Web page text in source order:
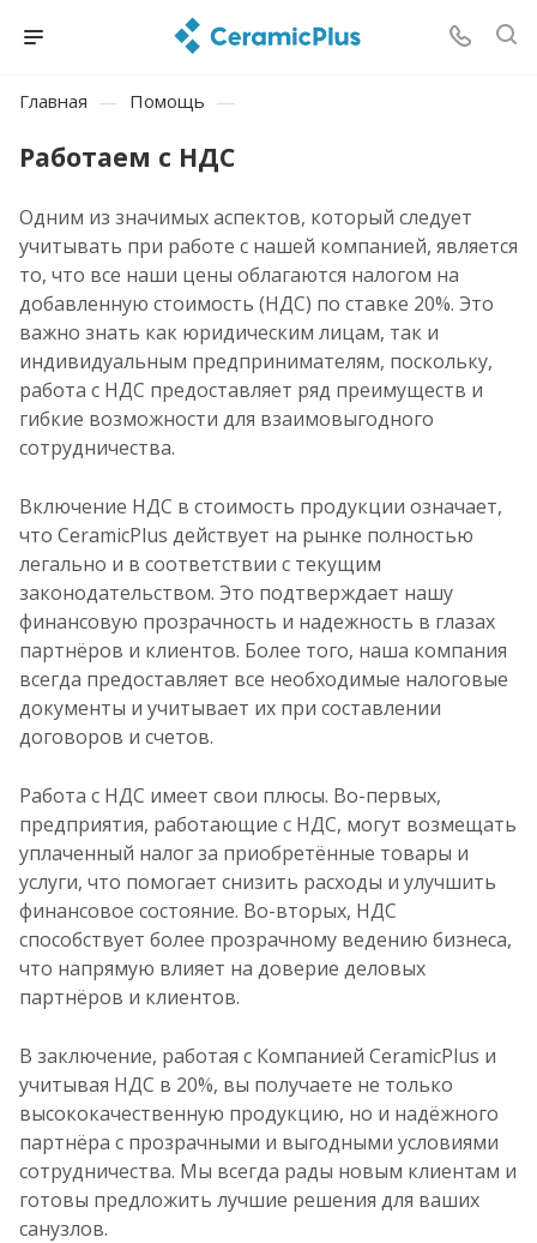
Главная — Помощь —
Работаем с НДС
Одним из значимых аспектов, который следует
учитывать при работе с нашей компанией, является
то, что все наши цены облагаются налогом на
добавленную стоимость (НДС) по ставке 20%. Это
важно знать как юридическим лицам, так и
индивидуальным предпринимателям, поскольку,
работа с НДС предоставляет ряд преимуществ и
гибкие возможности для взаимовыгодного
сотрудничества.
Включение НДС в стоимость продукции означает,
что CeramicPlus действует на рынке полностью
легально и в соответствии с текущим
законодательством. Это подтверждает нашу
финансовую прозрачность и надежность в глазах
партнёров и клиентов. Более того, наша компания
всегда предоставляет все необходимые налоговые
документы и учитывает их при составлении
договоров и счетов.
Работа с НДС имеет свои плюсы. Во-первых,
предприятия, работающие с НДС, могут возмещать
уплаченный налог за приобретённые товары и
услуги, что помогает снизить расходы и улучшить
финансовое состояние. Во-вторых, НДС
способствует более прозрачному ведению бизнеса,
что напрямую влияет на доверие деловых
партнёров и клиентов.
В заключение, работая с Компанией CeramicPlus и
учитывая НДС в 20%, вы получаете не только
высококачественную продукцию, но и надёжного
партнёра с прозрачными и выгодными условиями
сотрудничества. Мы всегда рады новым клиентам и
готовы предложить лучшие решения для ваших
санузлов.